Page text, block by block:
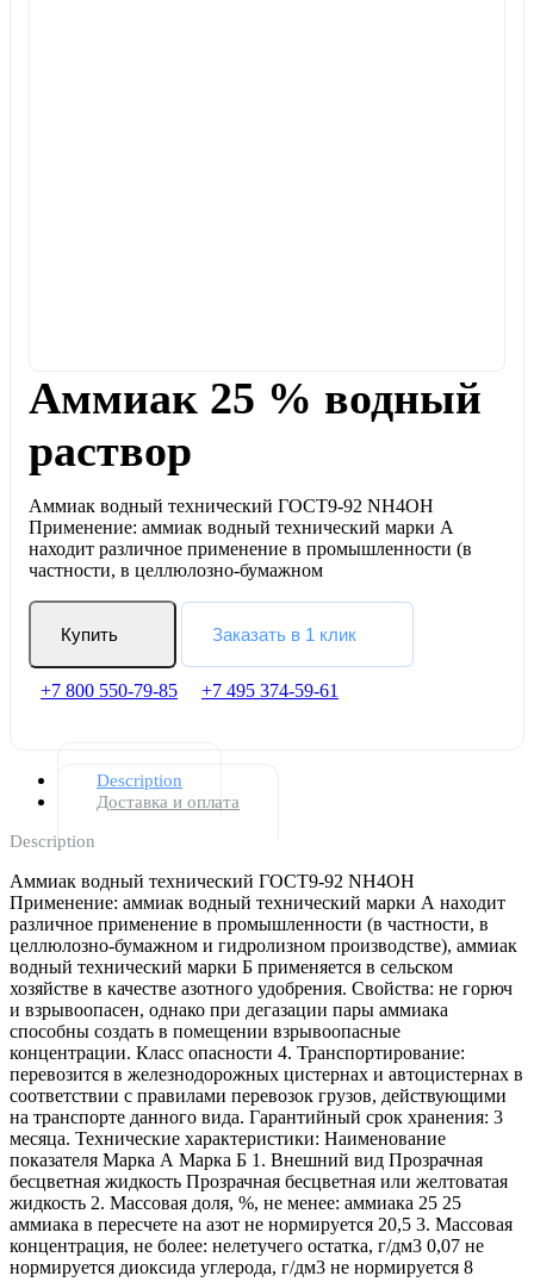
Аммиак 25 % водный
раствор
Аммиак водный технический ГОСТ9-92 NH4ОН
Применение: аммиак водный технический марки А
находит различное применение в промышленности (в
частности, в целлюлозно-бумажном
Купить Заказать в 1 клик
+7 800 550-79-85 +7 495 374-59-61
Description
Доставка и оплата
Description
Аммиак водный технический ГОСТ9-92 NH4ОН
Применение: аммиак водный технический марки А находит
различное применение в промышленности (в частности, в
целлюлозно-бумажном и гидролизном производстве), аммиак
водный технический марки Б применяется в сельском
хозяйстве в качестве азотного удобрения. Свойства: не горюч
и взрывоопасен, однако при дегазации пары аммиака
способны создать в помещении взрывоопасные
концентрации. Класс опасности 4. Транспортирование:
перевозится в железнодорожных цистернах и автоцистернах в
соответствии с правилами перевозок грузов, действующими
на транспорте данного вида. Гарантийный срок хранения: 3
месяца. Технические характеристики: Наименование
показателя Марка А Марка Б 1. Внешний вид Прозрачная
бесцветная жидкость Прозрачная бесцветная или желтоватая
жидкость 2. Массовая доля, %, не менее: аммиака 25 25
аммиака в пересчете на азот не нормируется 20,5 3. Массовая
концентрация, не более: нелетучего остатка, г/дм3 0,07 не
нормируется диоксида углерода, г/дм3 не нормируется 8